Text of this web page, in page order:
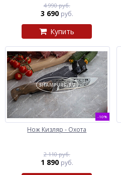
4 990 руб.
3 690 руб.
Купить
-10%
Нож Кизляр - Охота
2 110 руб.
1 890 руб.